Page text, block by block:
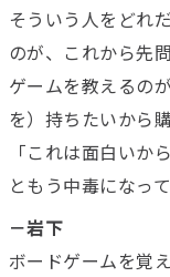
そういう人をどれ
のが、これから先
ゲームを教えるの
を）持ちたいから
「これは面白いか
ともう中毒になって
－岩下
ボードゲームを覚